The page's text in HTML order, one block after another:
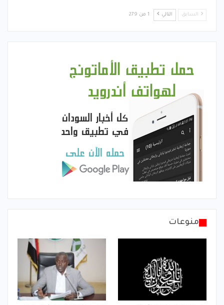
السابق التالي 1 من 279
منوعات